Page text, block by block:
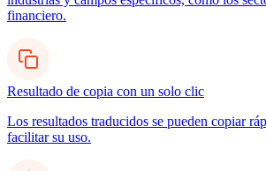
financiero.
Resultado de copia con un solo clic
Los resultados traducidos se pueden copiar
facilitar su uso.